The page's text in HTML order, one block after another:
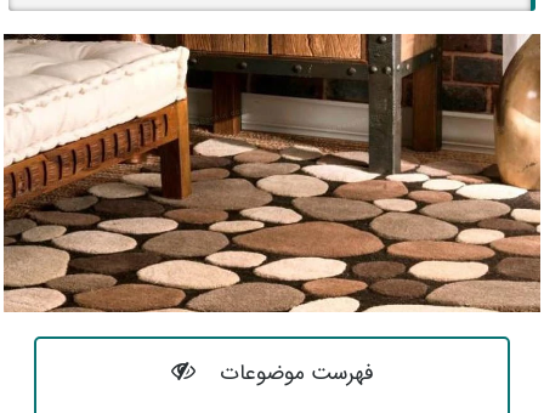
فهرست موضوعات